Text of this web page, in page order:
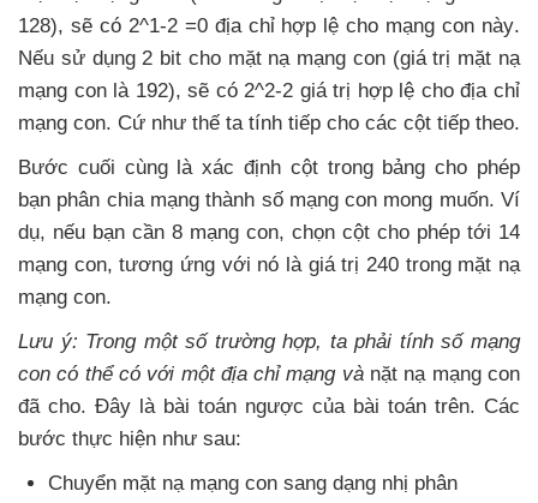
128), sẽ có 2^1-2 =0 địa chỉ hợp lệ cho mạng con này.
Nếu sử dụng 2 bit cho mặt nạ mạng con (giá trị mặt nạ
mạng con là 192),sẽ có 2^2-2 giá trị hợp lệ cho địa chỉ
mạng con. Cứ như thế ta tính tiếp cho các cột tiếp theo.
Bước cuối cùng là xác định cột trong bảng cho phép
bạn phân chia mạng thành số mạng con mong muốn. Ví
dụ, nếu bạn cần 8 mạng con, chọn cột cho phép tới 14
mạng con, tương ứng với nó là giá trị 240 trong mặt nạ
mạng con.
Lưu ý: Trong một số trường hợp, ta phải tính số mạng
concó thể có với một địa chỉ mạng vànặt nạ mạng con
đã cho. Đây là bài toán ngược của bài toán trên. Các
bước thực hiện như sau:
Chuyển mặt nạ mạng con sang dạng nhị phân